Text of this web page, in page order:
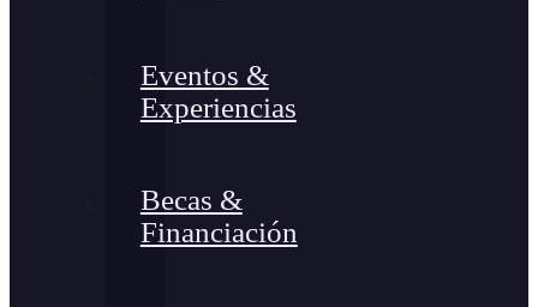
Eventos &
Experiencias
Becas &
Financiación